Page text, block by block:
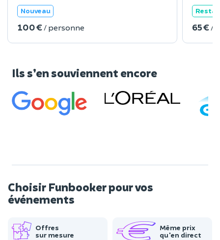
Nouveau
100 € / personne 65 € /
Ils s’en souviennent encore
Choisir Funbooker pour vos
événements
Offres
sur mesure
Même prix
qu'en direct